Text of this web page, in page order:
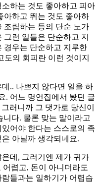
하는 것도 좋아하고 피아
아하고 뛰는 것도 좋아하
조립하는 등의 단순 노가
런 일들은 단순하고 지
경우는 단순하고 지루한
의 회피란 이런 것이지
.. 나쁘지 않다면 일을 하
. 어느 명언집에서 봤던 글
러니까 그 댓가로 당신이
다. 물론 맞는 말이라고
어야 한다는 스스로의 족
아닐까 생각되네요.
데, 그러기엔 제가 귀가
렵고, 돈이 아니더라도
들과는 일하기가 어렵습